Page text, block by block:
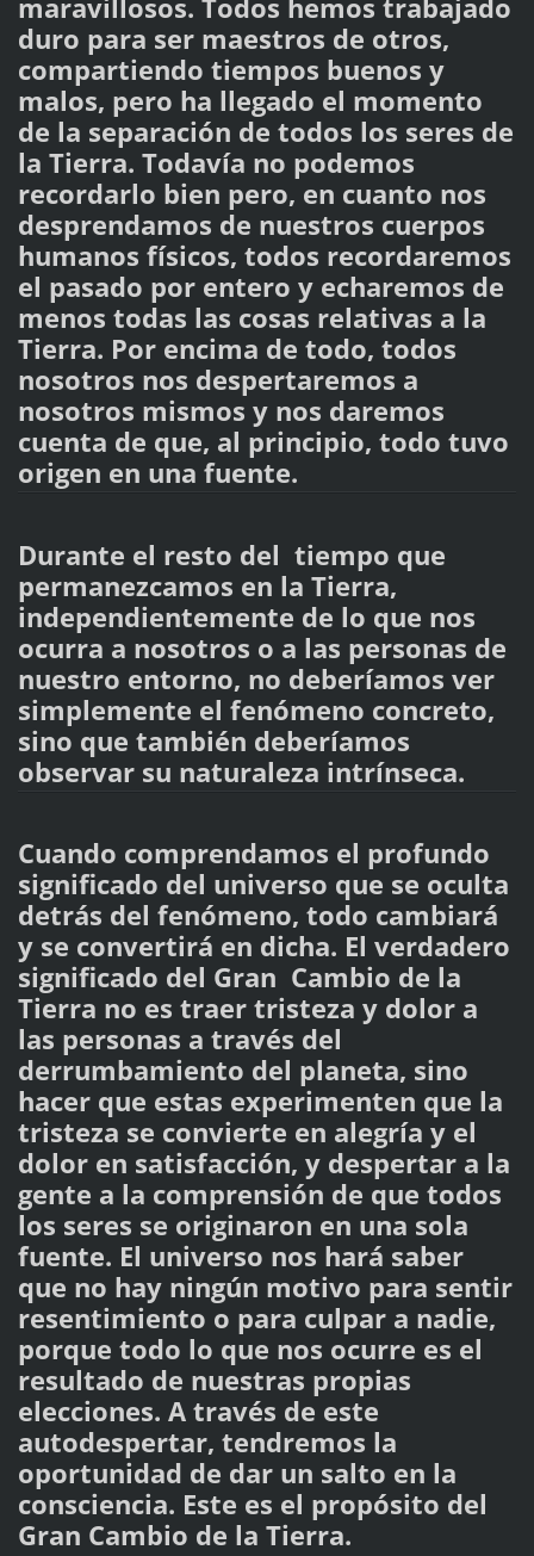
maravillosos. Todos hemos trabajado
duro para ser maestros de otros,
compartiendo tiempos buenos y
malos, pero ha llegado el momento
de la separación de todos los seres de
la Tierra. Todavía no podemos
recordarlo bien pero, en cuanto nos
desprendamos de nuestros cuerpos
humanos físicos, todos recordaremos
el pasado por entero y echaremos de
menos todas las cosas relativas a la
Tierra. Por encima de todo, todos
nosotros nos despertaremos a
nosotros mismos y nos daremos
cuenta de que, al principio, todo tuvo
origen en una fuente.
Durante el resto del tiempo que
permanezcamos en la Tierra,
independientemente de lo que nos
ocurra a nosotros o a las personas de
nuestro entorno, no deberíamos ver
simplemente el fenómeno concreto,
sino que también deberíamos
observar su naturaleza intrínseca.
Cuando comprendamos el profundo
significado del universo que se oculta
detrás del fenómeno, todo cambiará
y se convertirá en dicha. El verdadero
significado del Gran Cambio de la
Tierra no es traer tristeza y dolor a
las personas a través del
derrumbamiento del planeta, sino
hacer que estas experimenten que la
tristeza se convierte en alegría y el
dolor en satisfacción, y despertar a la
gente a la comprensión de que todos
los seres se originaron en una sola
fuente. El universo nos hará saber
que no hay ningún motivo para sentir
resentimiento o para culpar a nadie,
porque todo lo que nos ocurre es el
resultado de nuestras propias
elecciones. A través de este
autodespertar, tendremos la
oportunidad de dar un salto en la
consciencia. Este es el propósito del
Gran Cambio de la Tierra.